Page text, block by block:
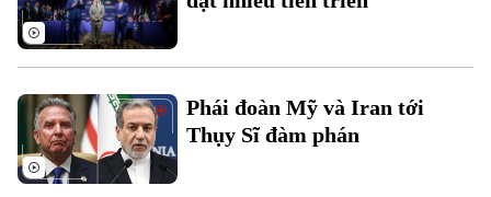
Phái đoàn Mỹ và Iran tới
Thụy Sĩ đàm phán